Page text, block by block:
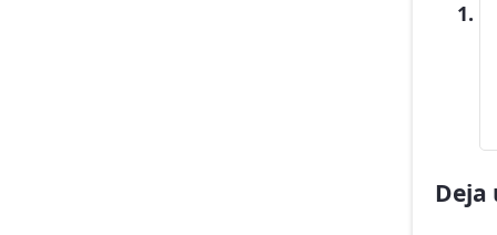
Deja